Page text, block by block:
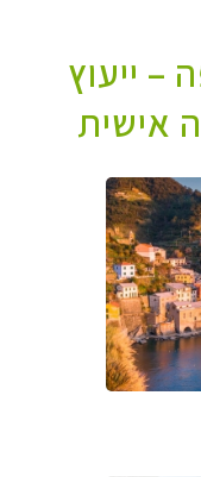
– ייעוץ
אישית